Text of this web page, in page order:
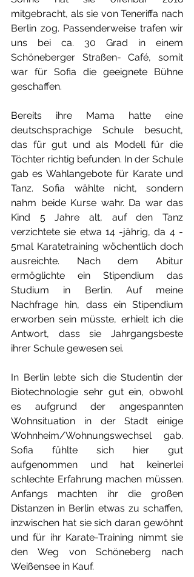
mitgebracht, als sie von Teneriffa nach
Berlin zog. Passenderweise trafen wir
uns bei ca. 30 Grad in einem
Schöneberger Straßen- Café, somit
war für Sofia die geeignete Bühne
geschaffen.
Bereits ihre Mama hatte eine
deutschsprachige Schule besucht,
das für gut und als Modell für die
Töchter richtig befunden. In der Schule
gab es Wahlangebote für Karate und
Tanz. Sofia wählte nicht, sondern
nahm beide Kurse wahr. Da war das
Kind 5 Jahre alt, auf den Tanz
verzichtete sie etwa 14 -jährig, da 4 -
5mal Karatetraining wöchentlich doch
ausreichte. Nach dem Abitur
ermöglichte ein Stipendium das
Studium in Berlin. Auf meine
Nachfrage hin, dass ein Stipendium
erworben sein müsste, erhielt ich die
Antwort, dass sie Jahrgangsbeste
ihrer Schule gewesen sei.
In Berlin lebte sich die Studentin der
Biotechnologie sehr gut ein, obwohl
es aufgrund der angespannten
Wohnsituation in der Stadt einige
Wohnheim/Wohnungswechsel gab.
Sofia fühlte sich hier gut
aufgenommen und hat keinerlei
schlechte Erfahrung machen müssen.
Anfangs machten ihr die großen
Distanzen in Berlin etwas zu schaffen,
inzwischen hat sie sich daran gewöhnt
und für ihr Karate-Training nimmt sie
den Weg von Schöneberg nach
Weißensee in Kauf.